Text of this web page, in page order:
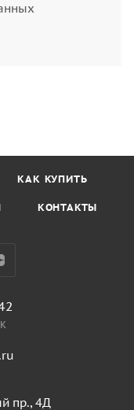
КАК КУПИТЬ
КОНТАКТЫ
пр., 4Д